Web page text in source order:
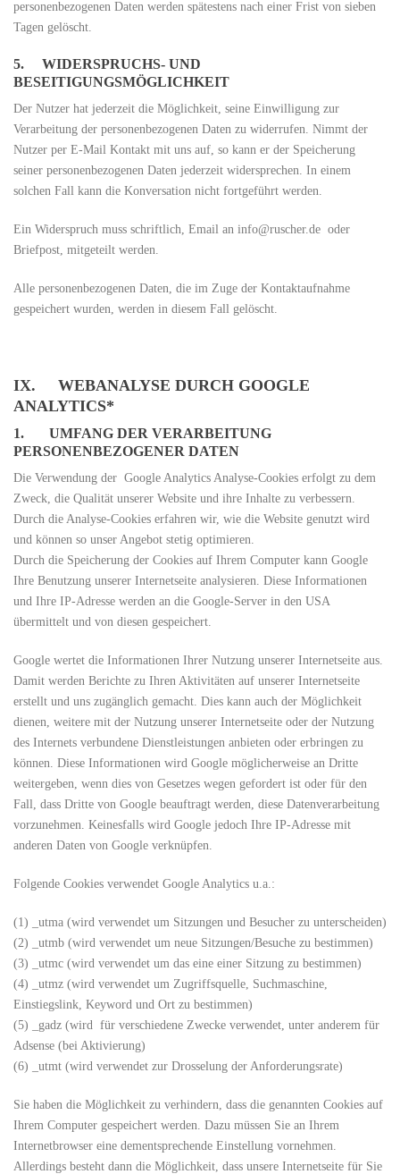
personenbezogenen Daten werden spätestens nach einer Frist von sieben
Tagen gelöscht.
5. WIDERSPRUCHS- UND
BESEITIGUNGSMÖGLICHKEIT
Der Nutzer hat jederzeit die Möglichkeit, seine Einwilligung zur
Verarbeitung der personenbezogenen Daten zu widerrufen. Nimmt der
Nutzer per E-Mail Kontakt mit uns auf, so kann er der Speicherung
seiner personenbezogenen Daten jederzeit widersprechen. In einem
solchen Fall kann die Konversation nicht fortgeführt werden.
Ein Widerspruch muss schriftlich, Email an info@ruscher.de oder
Briefpost, mitgeteilt werden.
Alle personenbezogenen Daten, die im Zuge der Kontaktaufnahme
gespeichert wurden, werden in diesem Fall gelöscht.
IX. WEBANALYSE DURCH GOOGLE
ANALYTICS*
1. UMFANG DER VERARBEITUNG
PERSONENBEZOGENER DATEN
Die Verwendung der Google Analytics Analyse-Cookies erfolgt zu dem
Zweck, die Qualität unserer Website und ihre Inhalte zu verbessern.
Durch die Analyse-Cookies erfahren wir, wie die Website genutzt wird
und können so unser Angebot stetig optimieren.
Durch die Speicherung der Cookies auf Ihrem Computer kann Google
Ihre Benutzung unserer Internetseite analysieren. Diese Informationen
und Ihre IP-Adresse werden an die Google-Server in den USA
übermittelt und von diesen gespeichert.
Google wertet die Informationen Ihrer Nutzung unserer Internetseite aus.
Damit werden Berichte zu Ihren Aktivitäten auf unserer Internetseite
erstellt und uns zugänglich gemacht. Dies kann auch der Möglichkeit
dienen, weitere mit der Nutzung unserer Internetseite oder der Nutzung
des Internets verbundene Dienstleistungen anbieten oder erbringen zu
können. Diese Informationen wird Google möglicherweise an Dritte
weitergeben, wenn dies von Gesetzes wegen gefordert ist oder für den
Fall, dass Dritte von Google beauftragt werden, diese Datenverarbeitung
vorzunehmen. Keinesfalls wird Google jedoch Ihre IP-Adresse mit
anderen Daten von Google verknüpfen.
Folgende Cookies verwendet Google Analytics u.a.:
(1) _utma (wird verwendet um Sitzungen und Besucher zu unterscheiden)
(2) _utmb (wird verwendet um neue Sitzungen/Besuche zu bestimmen)
(3) _utmc (wird verwendet um das eine einer Sitzung zu bestimmen)
(4) _utmz (wird verwendet um Zugriffsquelle, Suchmaschine,
Einstiegslink, Keyword und Ort zu bestimmen)
(5) _gadz (wird für verschiedene Zwecke verwendet, unter anderem für
Adsense (bei Aktivierung)
(6) _utmt (wird verwendet zur Drosselung der Anforderungsrate)
Sie haben die Möglichkeit zu verhindern, dass die genannten Cookies auf
Ihrem Computer gespeichert werden. Dazu müssen Sie an Ihrem
Internetbrowser eine dementsprechende Einstellung vornehmen.
Allerdings besteht dann die Möglichkeit, dass unsere Internetseite für Sie